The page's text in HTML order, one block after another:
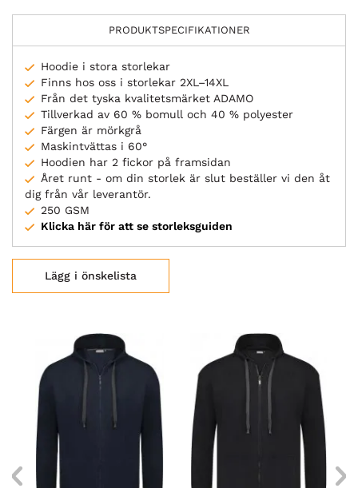
PRODUKTSPECIFIKATIONER
Hoodie i stora storlekar
Finns hos oss i storlekar 2XL–14XL
Från det tyska kvalitetsmärket ADAMO
Tillverkad av 60 % bomull och 40 % polyester
Färgen är mörkgrå
Maskintvättas i 60°
Hoodien har 2 fickor på framsidan
Året runt - om din storlek är slut beställer vi den åt
dig från vår leverantör.
250 GSM
Klicka här för att se storleksguiden
Lägg i önskelista